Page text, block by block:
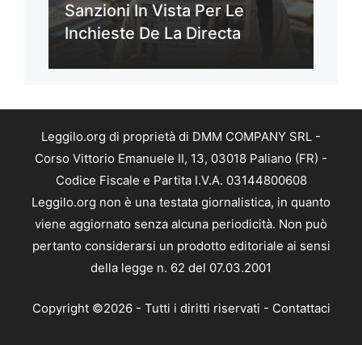
Sanzioni In Vista Per Le
Inchieste De La Directa
Leggilo.org di proprietà di DMM COMPANY SRL -
Corso Vittorio Emanuele II, 13, 03018 Paliano (FR) -
Codice Fiscale e Partita I.V.A. 03144800608
Leggilo.org non è una testata giornalistica, in quanto
viene aggiornato senza alcuna periodicità. Non può
pertanto considerarsi un prodotto editoriale ai sensi
della legge n. 62 del 07.03.2001
Copyright ©2026 - Tutti i diritti riservati - Contattaci